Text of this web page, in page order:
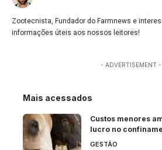
Zootecnista, Fundador do Farmnews e
informações úteis aos nossos leitores!
- ADVERTISEMENT -
Mais acessados
Custos menores
lucro no
GESTÃO